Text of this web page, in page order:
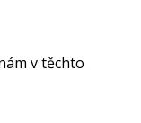
v těchto